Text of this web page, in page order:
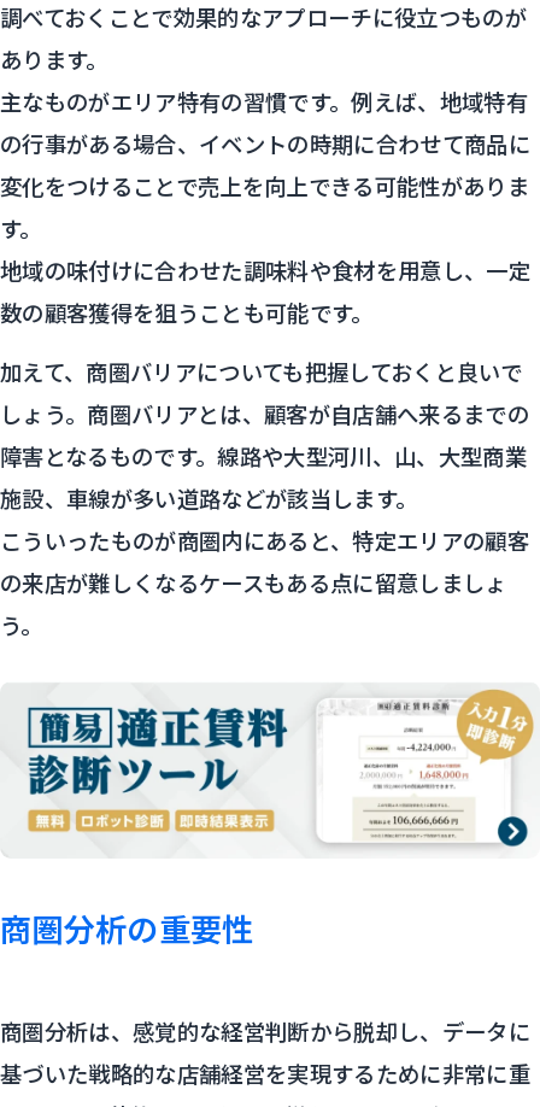
調べておくことで効果的なアプローチに役立つものが
あります。
主なものがエリア特有の習慣です。例えば、地域特有
の行事がある場合、イベントの時期に合わせて商品に
変化をつけることで売上を向上できる可能性がありま
す。
地域の味付けに合わせた調味料や食材を用意し、一定
数の顧客獲得を狙うことも可能です。
加えて、商圏バリアについても把握しておくと良いで
しょう。商圏バリアとは、顧客が自店舗へ来るまでの
障害となるものです。線路や大型河川、山、大型商業
施設、車線が多い道路などが該当します。
こういったものが商圏内にあると、特定エリアの顧客
の来店が難しくなるケースもある点に留意しましょ
う。
商圏分析の重要性
商圏分析は、感覚的な経営判断から脱却し、データに
基づいた戦略的な店舗経営を実現するために非常に重